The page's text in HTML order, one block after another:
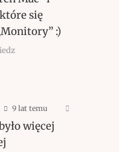
się
:)
9 lat temu
więcej